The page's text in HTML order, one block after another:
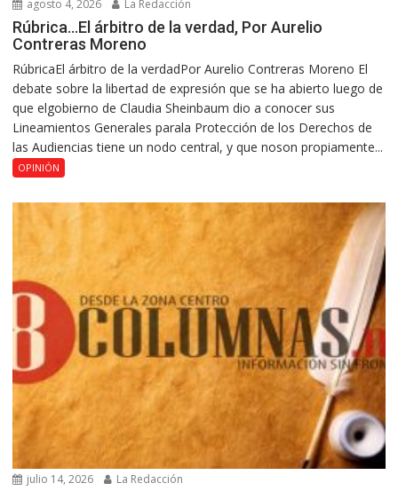
agosto 4, 2026 La Redacción
Rúbrica…El árbitro de la verdad, Por Aurelio
Contreras Moreno
RúbricaEl árbitro de la verdadPor Aurelio Contreras Moreno El
debate sobre la libertad de expresión que se ha abierto luego de
que elgobierno de Claudia Sheinbaum dio a conocer sus
Lineamientos Generales parala Protección de los Derechos de
las Audiencias tiene un nodo central, y que noson propiamente...
OPINIÓN
julio 14, 2026 La Redacción